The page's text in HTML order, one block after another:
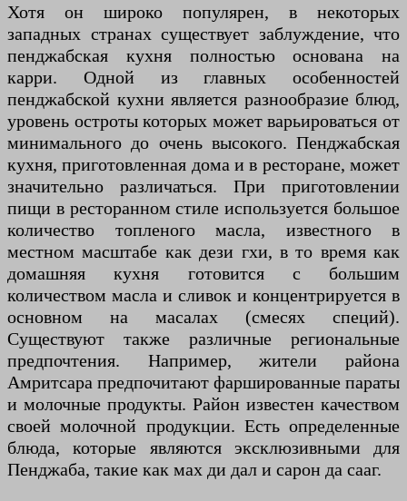
Хотя он широко популярен, в некоторых
западных странах существует заблуждение, что
пенджабская кухня полностью основана на
карри. Одной из главных особенностей
пенджабской кухни является разнообразие блюд,
уровень остроты которых может варьироваться от
минимального до очень высокого. Пенджабская
кухня, приготовленная дома и в ресторане, может
значительно различаться. При приготовлении
пищи в ресторанном стиле используется большое
количество топленого масла, известного в
местном масштабе как дези гхи, в то время как
домашняя кухня готовится с большим
количеством масла и сливок и концентрируется в
основном на масалах (смесях специй).
Существуют также различные региональные
предпочтения. Например, жители района
Амритсара предпочитают фаршированные параты
и молочные продукты. Район известен качеством
своей молочной продукции. Есть определенные
блюда, которые являются эксклюзивными для
Пенджаба, такие как мах ди дал и сарон да сааг.